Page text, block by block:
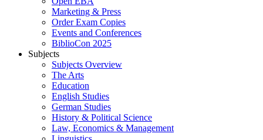
Marketing & Press
Order Exam Copies
Events and Conferences
BiblioCon 2025
Subjects
Subjects Overview
The Arts
Education
English Studies
German Studies
History & Political Science
Law, Economics & Management